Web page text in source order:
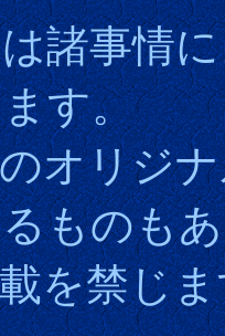
諸事情
す。
オリジ
ものも
を禁じ